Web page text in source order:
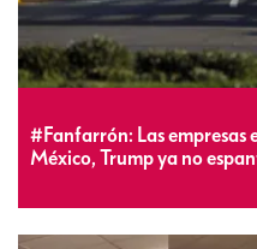
#Fanfarrón: Las empresas
México, Trump ya no